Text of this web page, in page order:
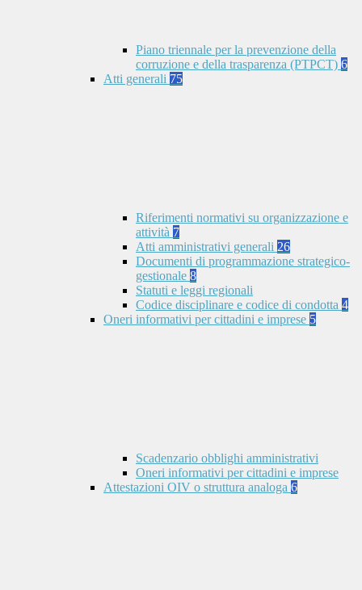
Piano triennale per la prevenzione della
corruzione e della trasparenza (PTPCT) 6
Atti generali 75
Riferimenti normativi su organizzazione e
attività 7
Atti amministrativi generali 26
Documenti di programmazione strategico-
gestionale 8
Statuti e leggi regionali
Codice disciplinare e codice di condotta 4
Oneri informativi per cittadini e imprese 5
Scadenzario obblighi amministrativi
Oneri informativi per cittadini e imprese
Attestazioni OIV o struttura analoga 6